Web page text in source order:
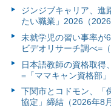
ジンジブキャリア、進
たい職業」2026（2026
未就学児の習い事率が
ビデオリサーチ調べ=
日本語教師の資格取得
=「ママキャン資格部
下関市とコドモン、「
協定」締結（2026年8